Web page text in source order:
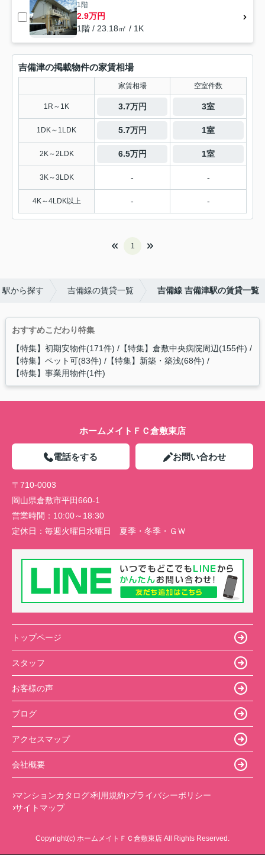
1階
2.9万円
1階 / 23.18㎡ / 1K
吉備津の掲載物件の家賃相場
家賃相場 空室件数
1R～1K 3.7万円 3室
1DK～1LDK 5.7万円 1室
2K～2LDK 6.5万円 1室
3K～3LDK - -
4K～4LDK以上 - -
1
駅から探す 吉備線の賃貸一覧 吉備線 吉備津駅の賃貸一覧
おすすめこだわり特集
【特集】初期安物件(171件) 【特集】倉敷中央病院周辺(155件)
【特集】ペット可(83件) 【特集】新築・築浅(68件)
【特集】事業用物件(1件)
ホームメイトＦＣ倉敷東店
電話をする お問い合わせ
〒710-0003
岡山県倉敷市平田660-1
営業時間： 10:00～18:30
定休日： 毎週火曜日水曜日 夏季・冬季・ＧＷ
トップページ
スタッフ
お客様の声
ブログ
アクセスマップ
会社概要
マンションカタログ 利用規約 プライバシーポリシー
サイトマップ
Copyright(c) ホームメイトＦＣ倉敷東店 All Rights Reserved.